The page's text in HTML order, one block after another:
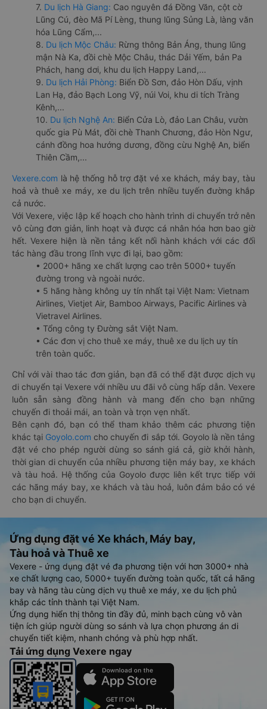
7. Du lịch Hà Giang: Cao nguyên đá Đồng Văn, cột cờ
Lũng Cú, đèo Mã Pí Lèng, thung lũng Sủng Là, làng văn
hóa Lũng Cẩm,...
8. Du lịch Mộc Châu: Rừng thông Bản Áng, thung lũng
mận Nà Ka, đồi chè Mộc Châu, thác Dải Yếm, bản Pa
Phách, hang dơi, khu du lịch Happy Land,...
9. Du lịch Hải Phòng: Biển Đồ Sơn, đảo Hòn Dấu, vịnh
Lan Hạ, đảo Bạch Long Vỹ, núi Voi, khu di tích Tràng
Kênh,...
10. Du lịch Nghệ An: Biển Cửa Lò, đảo Lan Châu, vườn
quốc gia Pù Mát, đồi chè Thanh Chương, đảo Hòn Ngư,
cánh đồng hoa hướng dương, đồng cừu Nghệ An, biển
Thiên Cầm,...
Vexere.com là hệ thống hỗ trợ đặt vé xe khách, máy bay, tàu
hoả và thuê xe máy, xe du lịch trên nhiều tuyến đường khắp
cả nước.
Với Vexere, việc lập kế hoạch cho hành trình di chuyển trở nên
vô cùng đơn giản, linh hoạt và được cá nhân hóa hơn bao giờ
hết. Vexere hiện là nền tảng kết nối hành khách với các đối
tác hàng đầu trong lĩnh vực đi lại, bao gồm:
• 2000+ hãng xe chất lượng cao trên 5000+ tuyến
đường trong và ngoài nước.
• 5 hãng hàng không uy tín nhất tại Việt Nam: Vietnam
Airlines, Vietjet Air, Bamboo Airways, Pacific Airlines và
Vietravel Airlines.
• Tổng công ty Đường sắt Việt Nam.
• Các đơn vị cho thuê xe máy, thuê xe du lịch uy tín
trên toàn quốc.
Chỉ với vài thao tác đơn giản, bạn đã có thể đặt được dịch vụ
di chuyển tại Vexere với nhiều ưu đãi vô cùng hấp dẫn. Vexere
luôn sẵn sàng đồng hành và mang đến cho bạn những
chuyến đi thoải mái, an toàn và trọn vẹn nhất.
Bên cạnh đó, bạn có thể tham khảo thêm các phương tiện
khác tại Goyolo.com cho chuyến đi sắp tới. Goyolo là nền tảng
đặt vé cho phép người dùng so sánh giá cả, giờ khởi hành,
thời gian di chuyển của nhiều phương tiện máy bay, xe khách
và tàu hoả. Hệ thống của Goyolo được liên kết trực tiếp với
các hãng máy bay, xe khách và tàu hoả, luôn đảm bảo có vé
cho bạn di chuyển.
Ứng dụng đặt vé Xe khách, Máy bay,
Tàu hoả và Thuê xe
Vexere - ứng dụng đặt vé đa phương tiện với hơn 3000+ nhà
xe chất lượng cao, 5000+ tuyến đường toàn quốc, tất cả hãng
bay và hãng tàu cùng dịch vụ thuê xe máy, xe du lịch phủ
khắp các tỉnh thành tại Việt Nam.
Ứng dụng hiển thị thông tin đầy đủ, minh bạch cùng vô vàn
tiện ích giúp người dùng so sánh và lựa chọn phương án di
chuyển tiết kiệm, nhanh chóng và phù hợp nhất.
Tải ứng dụng Vexere ngay